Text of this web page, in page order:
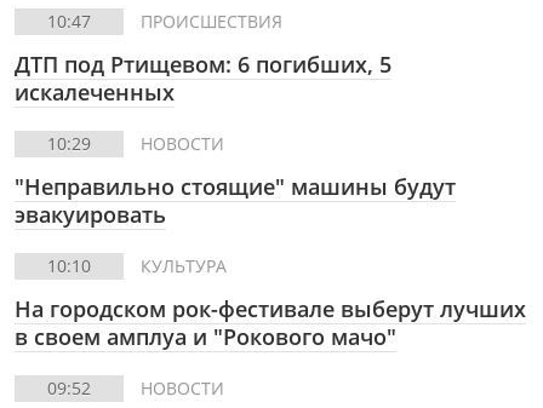
10:47 ПРОИСШЕСТВИЯ
ДТП под Ртищевом: 6 погибших, 5
искалеченных
10:29 НОВОСТИ
"Неправильно стоящие" машины будут
эвакуировать
10:10 КУЛЬТУРА
На городском рок-фестивале выберут лучших
в своем амплуа и "Рокового мачо"
09:52 НОВОСТИ